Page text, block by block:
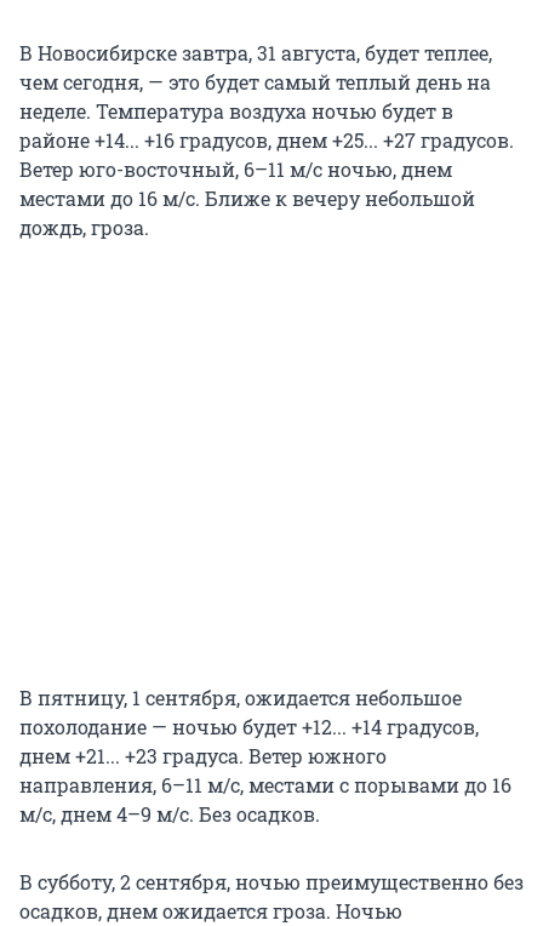
В Новосибирске завтра, 31 августа, будет теплее,
чем сегодня, — это будет самый теплый день на
неделе. Температура воздуха ночью будет в
районе +14... +16 градусов, днем +25... +27 градусов.
Ветер юго-восточный, 6–11 м/с ночью, днем
местами до 16 м/с. Ближе к вечеру небольшой
дождь, гроза.
В пятницу, 1 сентября, ожидается небольшое
похолодание — ночью будет +12... +14 градусов,
днем +21... +23 градуса. Ветер южного
направления, 6–11 м/с, местами с порывами до 16
м/с, днем 4–9 м/с. Без осадков.
В субботу, 2 сентября, ночью преимущественно без
осадков, днем ожидается гроза. Ночью